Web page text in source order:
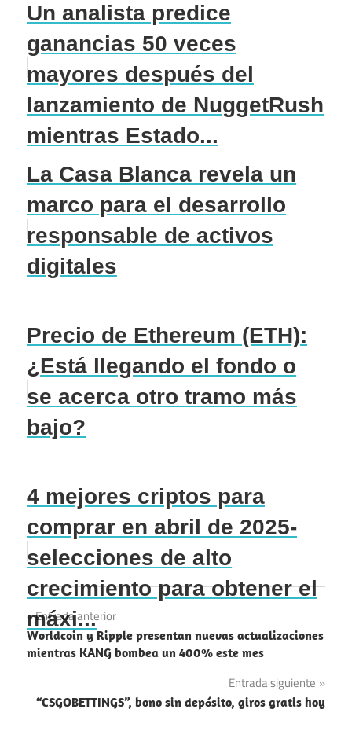
Un analista predice
ganancias 50 veces
mayores después del
lanzamiento de NuggetRush
mientras Estado...
La Casa Blanca revela un
marco para el desarrollo
responsable de activos
digitales
Precio de Ethereum (ETH):
¿Está llegando el fondo o
se acerca otro tramo más
bajo?
4 mejores criptos para
comprar en abril de 2025-
selecciones de alto
crecimiento para obtener el
máxi...
Navegación
de
Entrada anterior
Worldcoin y Ripple presentan nuevas actualizaciones
mientras KANG bombea un 400% este mes
Entrada siguiente
“CSGOBETTINGS”, bono sin depósito, giros gratis hoy